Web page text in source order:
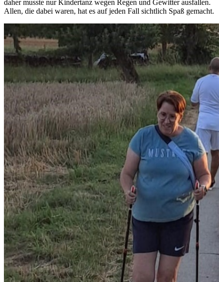
daher musste nur Kindertanz wegen Regen und Gewitter ausfallen.
Allen, die dabei waren, hat es auf jeden Fall sichtlich Spaß gemacht.